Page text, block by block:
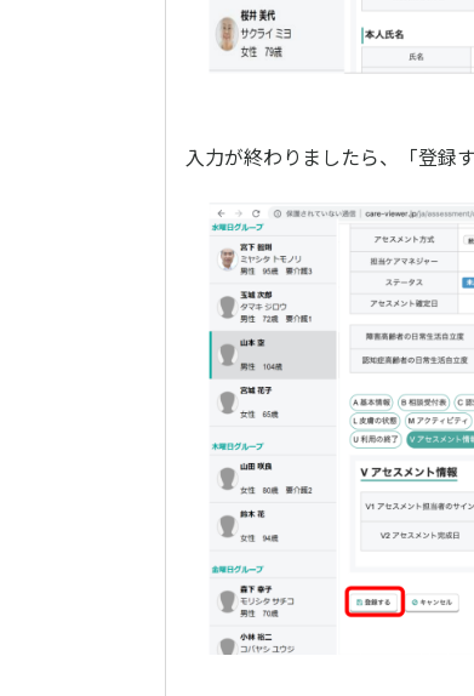
入力が終わりましたら、「登録